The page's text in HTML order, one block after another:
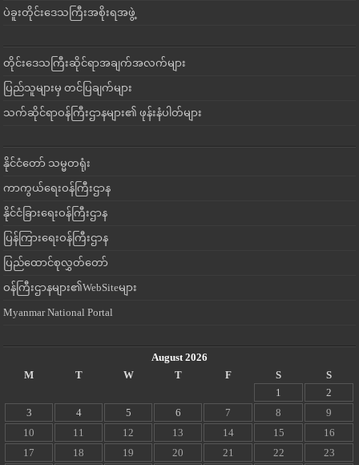
ပဲခူးတိုင်းဒေသကြီးအစိုးရအဖွဲ့
တိုင်းဒေသကြီးဆိုင်ရာအချက်အလက်များ
ပြည်သူများမှ တင်ပြချက်များ
သက်ဆိုင်ရာဝန်ကြီးဌာနများ၏ ဖုန်းနံပါတ်များ
နိုင်ငံတော် သမ္မတရုံး
ကာကွယ်ရေးဝန်ကြီးဌာန
နိုင်ငံခြားရေးဝန်ကြီးဌာန
ပြန်ကြားရေးဝန်ကြီးဌာန
ပြည်ထောင်စုလွှတ်တော်
ဝန်ကြီးဌာနများ၏WebSiteများ
Myanmar National Portal
August 2026
M
T W T F S
S
1
2
3
4 5 6 7 8
9
10
11 12 13 14 15
16
17
18 19 20 21 22
23